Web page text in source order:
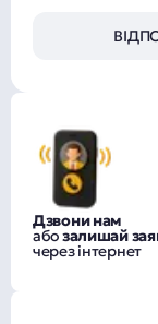
Дзвони нам
абозалишай
через інтернет